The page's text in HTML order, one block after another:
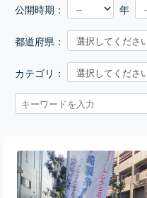
公開時期： 年
都道府県：
カテゴリ：